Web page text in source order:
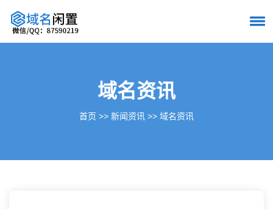
域名资讯
首页 >> 新闻资讯 >> 域名资讯